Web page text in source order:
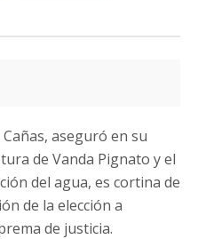
aseguró en su
de Vanda Pignato y el
del agua, es cortina de
de la elección a
de justicia.